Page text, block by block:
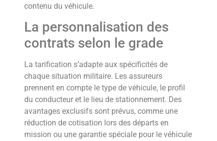
contenu du véhicule.
La personnalisation des
contrats selon le grade
La tarification s’adapte aux spécificités de
chaque situation militaire. Les assureurs
prennent en compte le type de véhicule, le profil
du conducteur et le lieu de stationnement. Des
avantages exclusifs sont prévus, comme une
réduction de cotisation lors des départs en
mission ou une garantie spéciale pour le véhicule